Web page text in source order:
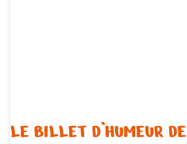
LE BILLET D’HUMEUR DE